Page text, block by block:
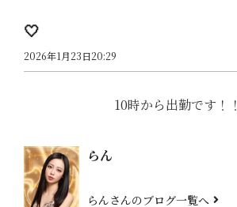
🤍
2026年1月23日20:29
10時から出勤です！！
らん
らんさんのブログ一覧へ